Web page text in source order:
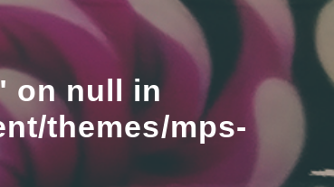
on null in
themes/mps-